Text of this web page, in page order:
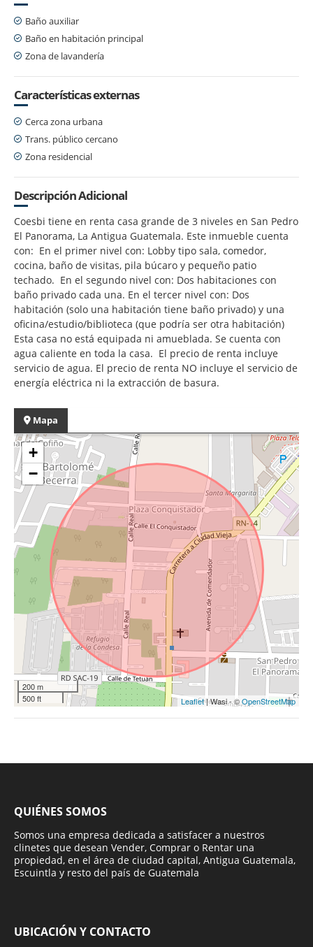
Baño auxiliar
Baño en habitación principal
Zona de lavandería
Características externas
Cerca zona urbana
Trans. público cercano
Zona residencial
Descripción Adicional
Coesbi tiene en renta casa grande de 3 niveles en San Pedro
El Panorama, La Antigua Guatemala. Este inmueble cuenta
con: En el primer nivel con: Lobby tipo sala, comedor,
cocina, baño de visitas, pila búcaro y pequeño patio
techado. En el segundo nivel con: Dos habitaciones con
baño privado cada una. En el tercer nivel con: Dos
habitación (solo una habitación tiene baño privado) y una
oficina/estudio/biblioteca (que podría ser otra habitación)
Esta casa no está equipada ni amueblada. Se cuenta con
agua caliente en toda la casa. El precio de renta incluye
servicio de agua. El precio de renta NO incluye el servicio de
energía eléctrica ni la extracción de basura.
Mapa
+
−
200 m
500 ft
Leaflet| Wasi - ©OpenStreetMap
QUIÉNES SOMOS
Somos una empresa dedicada a satisfacer a nuestros
clinetes que desean Vender, Comprar o Rentar una
propiedad, en el área de ciudad capital, Antigua Guatemala,
Escuintla y resto del país de Guatemala
UBICACIÓN Y CONTACTO